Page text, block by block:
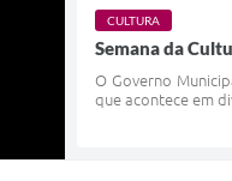
CULTURA
Semana da
O Governo
que acontece em